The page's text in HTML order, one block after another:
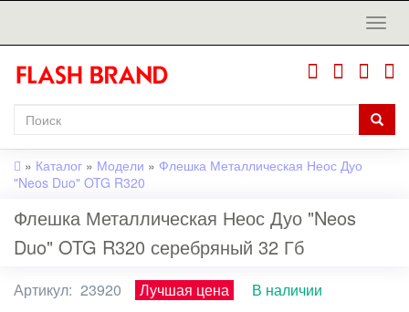
» Каталог » Модели » Флешка Металлическая Неос Дуо
"Neos Duo" OTG R320
Флешка Металлическая Неос Дуо "Neos
Duo" OTG R320 серебряный 32 Гб
Артикул: 23920 Лучшая цена
В наличии